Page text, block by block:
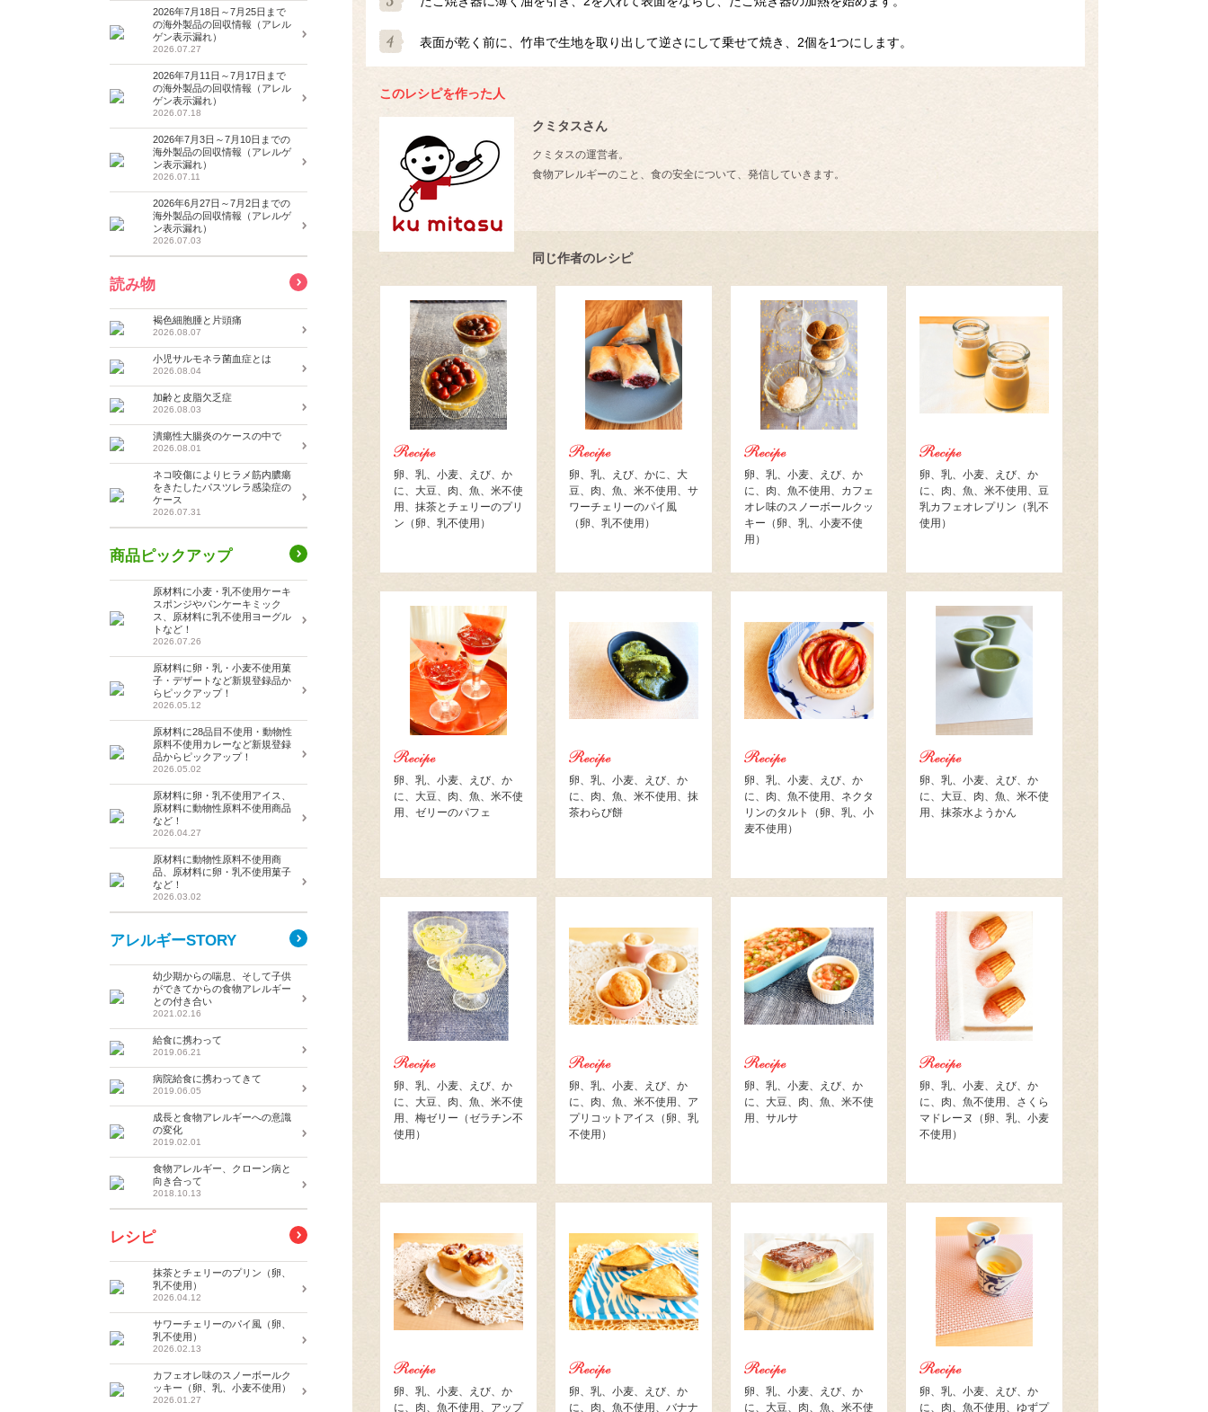
表面が乾く前に、竹串で生地を取り出して逆さにして乗せて焼き、2個を1つにします。
このレシピを作った人
クミタスさん
クミタスの運営者。
食物アレルギーのこと、食の安全について、発信していきます。
同じ作者のレシピ
卵、乳、小麦、えび、か
に、大豆、肉、魚、米不使
用、抹茶とチェリーのプリ
ン（卵、乳不使用）
卵、乳、えび、かに、大
豆、肉、魚、米不使用、サ
ワーチェリーのパイ風
（卵、乳不使用）
卵、乳、小麦、えび、か
に、肉、魚不使用、カフェ
オレ味のスノーボールクッ
キー（卵、乳、小麦不使
用）
卵、乳、小麦、えび、か
に、肉、魚、米不使用、豆
乳カフェオレプリン（乳不
使用）
卵、乳、小麦、えび、か
に、大豆、肉、魚、米不使
用、ゼリーのパフェ
卵、乳、小麦、えび、か
に、肉、魚、米不使用、抹
茶わらび餅
卵、乳、小麦、えび、か
に、肉、魚不使用、ネクタ
リンのタルト（卵、乳、小
麦不使用）
卵、乳、小麦、えび、か
に、大豆、肉、魚、米不使
用、抹茶水ようかん
卵、乳、小麦、えび、か
に、大豆、肉、魚、米不使
用、梅ゼリー（ゼラチン不
使用）
卵、乳、小麦、えび、か
に、肉、魚、米不使用、ア
プリコットアイス（卵、乳
不使用）
卵、乳、小麦、えび、か
に、大豆、肉、魚、米不使
用、サルサ
卵、乳、小麦、えび、か
に、肉、魚不使用、さくら
マドレーヌ（卵、乳、小麦
不使用）
卵、乳、小麦、えび、か
に、肉、魚不使用、アップ
卵、乳、小麦、えび、か
に、肉、魚不使用、バナナ
卵、乳、小麦、えび、か
に、大豆、肉、魚、米不使
卵、乳、小麦、えび、か
に、肉、魚不使用、ゆずプ
2026年7月18日～7月25日まで
の海外製品の回収情報（アレル
ゲン表示漏れ）
2026.07.27
2026年7月11日～7月17日まで
の海外製品の回収情報（アレル
ゲン表示漏れ）
2026.07.18
2026年7月3日～7月10日までの
海外製品の回収情報（アレルゲ
ン表示漏れ）
2026.07.11
2026年6月27日～7月2日までの
海外製品の回収情報（アレルゲ
ン表示漏れ）
2026.07.03
読み物
褐色細胞腫と片頭痛
2026.08.07
小児サルモネラ菌血症とは
2026.08.04
加齢と皮脂欠乏症
2026.08.03
潰瘍性大腸炎のケースの中で
2026.08.01
ネコ咬傷によりヒラメ筋内膿瘍
をきたしたパスツレラ感染症の
ケース
2026.07.31
商品ピックアップ
原材料に小麦・乳不使用ケーキ
スポンジやパンケーキミック
ス、原材料に乳不使用ヨーグル
トなど！
2026.07.26
原材料に卵・乳・小麦不使用菓
子・デザートなど新規登録品か
らピックアップ！
2026.05.12
原材料に28品目不使用・動物性
原料不使用カレーなど新規登録
品からピックアップ！
2026.05.02
原材料に卵・乳不使用アイス、
原材料に動物性原料不使用商品
など！
2026.04.27
原材料に動物性原料不使用商
品、原材料に卵・乳不使用菓子
など！
2026.03.02
アレルギーSTORY
幼少期からの喘息、そして子供
ができてからの食物アレルギー
との付き合い
2021.02.16
給食に携わって
2019.06.21
病院給食に携わってきて
2019.06.05
成長と食物アレルギーへの意識
の変化
2019.02.01
食物アレルギー、クローン病と
向き合って
2018.10.13
レシピ
抹茶とチェリーのプリン（卵、
乳不使用）
2026.04.12
サワーチェリーのパイ風（卵、
乳不使用）
2026.02.13
カフェオレ味のスノーボールク
ッキー（卵、乳、小麦不使用）
2026.01.27